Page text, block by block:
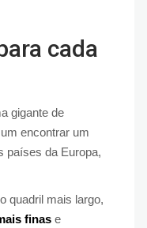
cada
gigante de
encontrar um
países da Europa,
quadril mais largo,
finas e